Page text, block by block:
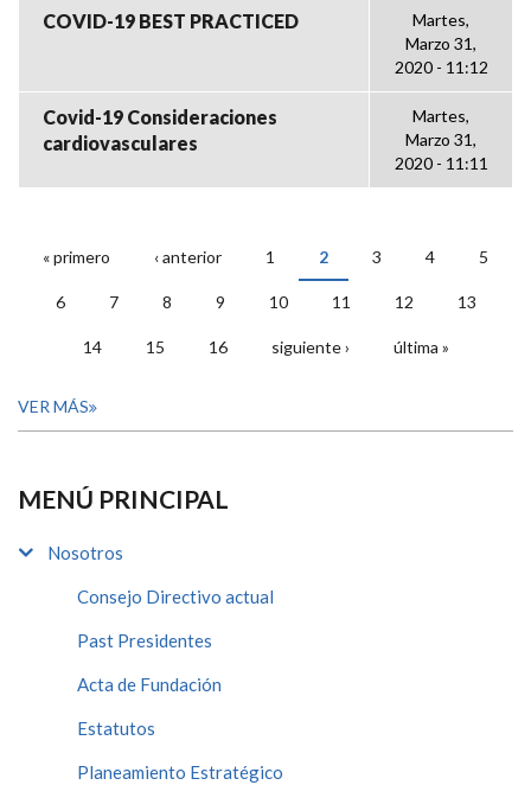
COVID-19 BEST PRACTICED
Martes,
Marzo 31,
2020 - 11:12
Covid-19 Consideraciones
cardiovasculares
Martes,
Marzo 31,
2020 - 11:11
PÁGINAS
« primero ‹ anterior 1 2 3 4 5
6 7 8 9 10 11 12 13
14 15 16 siguiente › última »
VER MÁS
MENÚ PRINCIPAL
Nosotros
Consejo Directivo actual
Past Presidentes
Acta de Fundación
Estatutos
Planeamiento Estratégico